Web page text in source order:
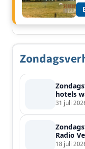
hotels
31 juli
Radio
de
18 juli